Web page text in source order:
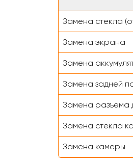
Замена стекла
Замена экрана
Замена
Замена задней
Замена разъема
Замена стекла
Замена камеры